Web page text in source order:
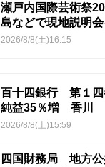
瀬戸内国際芸術祭
島などで現地説明
2026/8/8(土)16:15
百十四銀行 第１
純益35％増 香川
2026/8/8(土)15:59
四国財務局 地方公